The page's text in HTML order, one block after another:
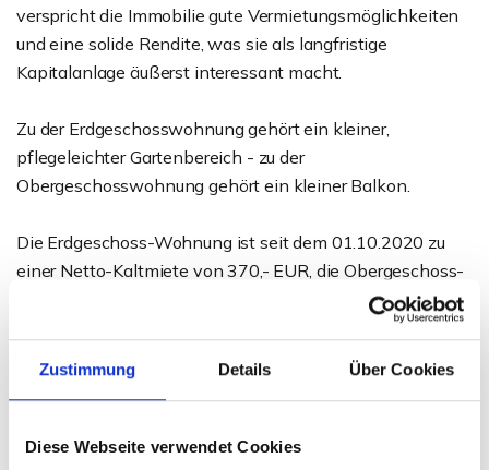
Zustimmung Details Über Cookies
Diese Webseite verwendet Cookies
verspricht die Immobilie gute Vermietungsmöglichkeiten
und eine solide Rendite, was sie als langfristige
Kapitalanlage äußerst interessant macht.
Zu der Erdgeschosswohnung gehört ein kleiner,
pflegeleichter Gartenbereich - zu der
Obergeschosswohnung gehört ein kleiner Balkon.
Die Erdgeschoss-Wohnung ist seit dem 01.10.2020 zu
einer Netto-Kaltmiete von 370,- EUR, die Obergeschoss-
Wohnung seit dem 01.04.2025 zu einer Netto-Kaltmiete
Sehr praktisch ist der für beide Parteien zu nutzende
hier auch Anschlüsse für Waschmaschine und Trockner